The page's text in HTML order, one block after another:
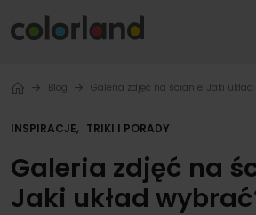
Blog Galeria zdjęć na ścianie. Jaki układ
INSPIRACJE, TRIKI I PORADY
Galeria zdjęć na
Jaki układ